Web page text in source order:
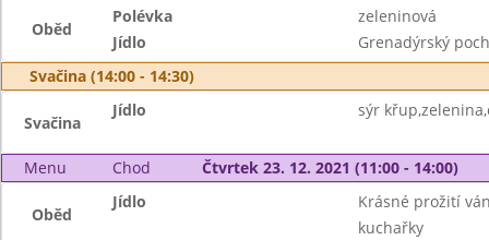
Oběd
Polévka
zeleninová
Jídlo
Grenadýrský
Svačina (14:00 - 14:30)
Svačina
Jídlo sýr
Menu Chod Čtvrtek 23. 12. 2021 (11:00 - 14:00)
Oběd
Jídlo
Krásné prožití
kuchařky